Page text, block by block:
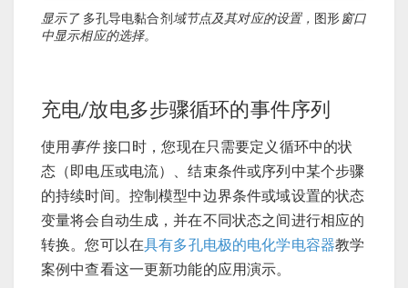
显示了 多孔导电黏合剂域节点及其对应的设置， 图形窗口
中显示相应的选择。
充电/放电多步骤循环的事件序列
使用事件接口时，您现在只需要定义循环中的状
态（即电压或电流）、结束条件或序列中某个步骤
的持续时间。控制模型中边界条件或域设置的状态
变量将会自动生成，并在不同状态之间进行相应的
转换。您可以在具有多孔电极的电化学电容器教学
案例中查看这一更新功能的应用演示。